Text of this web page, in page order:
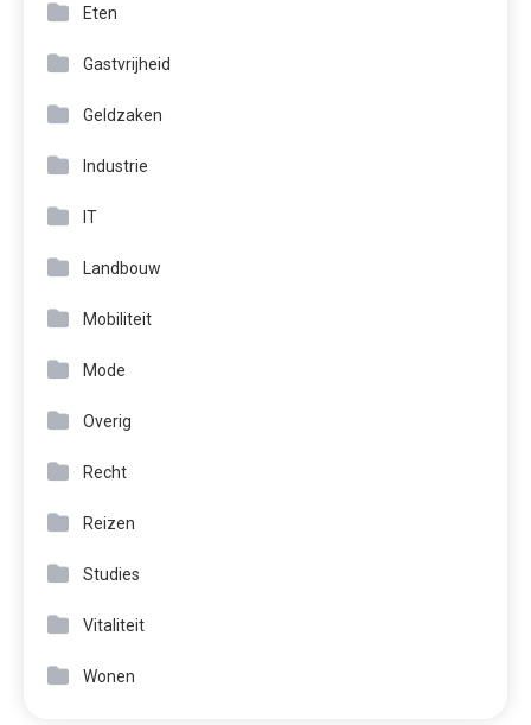
Eten
Gastvrijheid
Geldzaken
Industrie
IT
Landbouw
Mobiliteit
Mode
Overig
Recht
Reizen
Studies
Vitaliteit
Wonen